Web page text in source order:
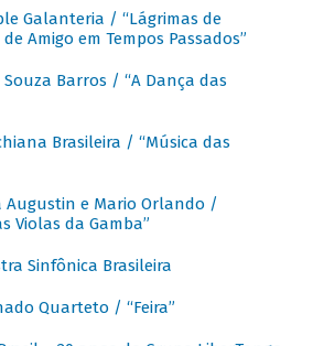
Galanteria / “Lágrimas de
Amigo em Tempos Passados”
Souza Barros / “A Dança das
Brasileira / “Música das
Augustin e Mario Orlando /
Violas da Gamba”
Sinfônica Brasileira
Quarteto / “Feira”